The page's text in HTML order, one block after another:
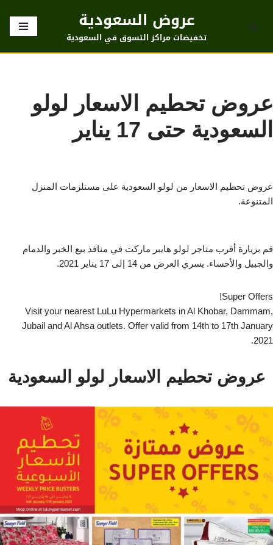
تخطى
عروض السعودية
تخفيضات مراكز التسوق في السعودية
عروض تحطيم الاسعار لولو
السعودية حتى 17 يناير
عروض تحطيم الاسعار من لولو السعودية على مستلزمات المنزل
المتنوعة.
قم بزيارة أقرب متاجر لولو هايبر ماركت في منافذ بيع الخبر والدمام
والجبيل والأحساء. يسري العرض من 14 إلى 17 يناير 2021.
Super Offers!
Visit your nearest LuLu Hypermarkets in Al Khobar, Dammam,
Jubail and Al Ahsa outlets. Offer valid from 14th to 17th January
2021.
عروض تحطيم الاسعار لولو السعودية